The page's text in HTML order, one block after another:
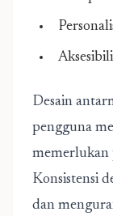
Desain
pengguna
memerlukan
Konsistensi
dan